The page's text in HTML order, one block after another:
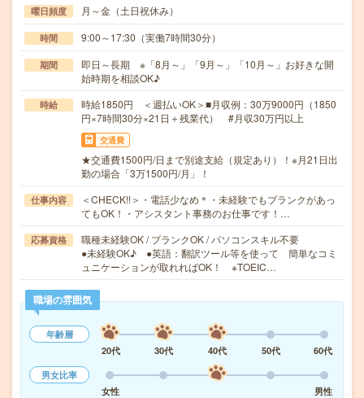
曜日頻度 月～金（土日祝休み）
時間 9:00～17:30（実働7時間30分）
期間
即日～長期 ※「8月～」「9月～」「10月～」お好きな開
始時期を相談OK♪
時給
時給1850円 ＜週払いOK＞■月収例：30万9000円（1850
円×7時間30分×21日＋残業代） #月収30万円以上
交通費
★交通費1500円/日まで別途支給（規定あり）！※月21日出
勤の場合「3万1500円/月」！
仕事内容
＜CHECK!!＞・電話少なめ＊・未経験でもブランクがあっ
てもOK！・アシスタント事務のお仕事です！…
応募資格
職種未経験OK / ブランクOK / パソコンスキル不要
●未経験OK♪ ●英語：翻訳ツール等を使って 簡単なコミ
ュニケーションが取れればOK！ ※TOEIC…
職場の雰囲気
年齢層
20代
30代 40代 50代
60代
男女比率
女性
男性